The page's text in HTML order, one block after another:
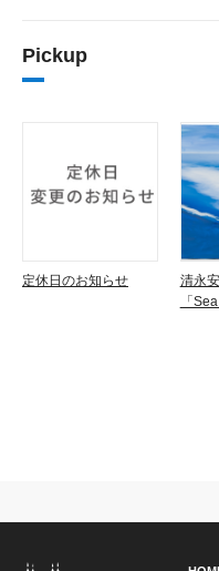
Pickup
定休日のお知らせ
清永
「Sea